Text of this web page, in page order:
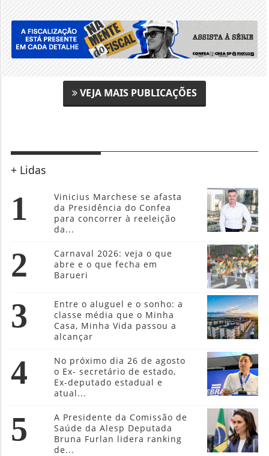
VEJA MAIS PUBLICAÇÕES
+ Lidas
1
Vinicius Marchese se afasta
da Presidência do Confea
para concorrer à reeleição
da...
2
Carnaval 2026: veja o que
abre e o que fecha em
Barueri
3
Entre o aluguel e o sonho: a
classe média que o Minha
Casa, Minha Vida passou a
alcançar
4
No próximo dia 26 de agosto
o Ex- secretário de estado,
Ex-deputado estadual e
atual...
5
A Presidente da Comissão de
Saúde da Alesp Deputada
Bruna Furlan lidera ranking
de...